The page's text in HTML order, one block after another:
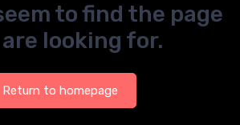
to find the page
looking for.
Return to homepage